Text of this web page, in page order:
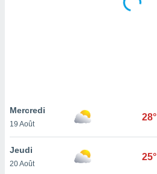
notre
que
Mercredi
19 Août
28°
Jeudi
20 Août
25°